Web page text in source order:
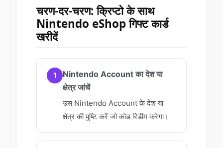
चरण-दर-चरण: क्रिप्टो के साथ
Nintendo eShop गिफ्ट कार्ड
खरीदें
1
Nintendo Account का देश या
क्षेत्र जांचें
उस Nintendo Account के देश या
क्षेत्र की पुष्टि करें जो कोड रिडीम करेगा।